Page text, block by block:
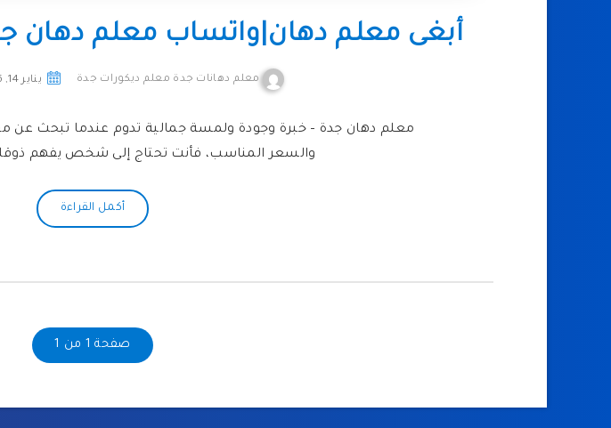
أبغى معلم دهان|واتساب معلم دهان
معلم دهانات جدة معلم ديكورات جدة يناير 14, 2026
معلم دهان جدة – خبرة وجودة ولمسة جمالية تدوم عندما تبحث عن
والسعر المناسب، فأنت تحتاج إلى شخص يفهم ذوقك
أكمل القراءة
صفحة 1 من 1